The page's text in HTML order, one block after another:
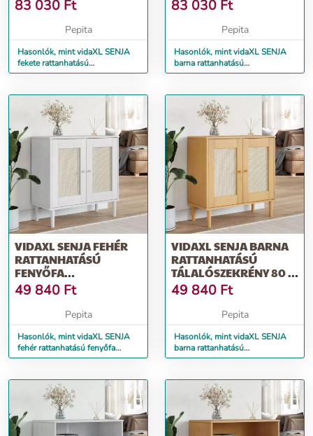
83 030 Ft
Pepita
Hasonlók, mint vidaXL SENJA
fekete rattanhatású
magasszekrény 90 x 40 x 112
83 030 Ft
Pepita
Hasonlók, mint vidaXL SENJA
barna rattanhatású
magasszekrény 90 x 40 x 112
VIDAXL SENJA FEHÉR
RATTANHATÁSÚ
FENYŐFA
TÁLALÓSZEKRÉNY 80 X
35 X 80 CM
49 840 Ft
Pepita
Hasonlók, mint vidaXL SENJA
fehér rattanhatású fenyőfa
tálalószekrény 80 x 35 x 80 cm
VIDAXL SENJA BARNA
RATTANHATÁSÚ
TÁLALÓSZEKRÉNY 80 X
35 X 80 CM
49 840 Ft
Pepita
Hasonlók, mint vidaXL SENJA
barna rattanhatású
tálalószekrény 80 x 35 x 80 cm